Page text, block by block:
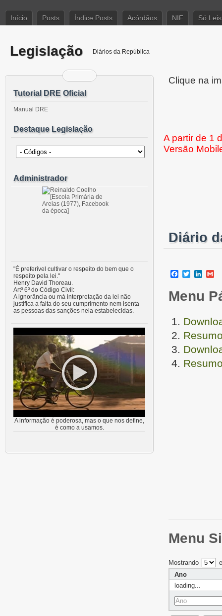
Início Posts Índice Posts Acórdãos NIF Só Leis
Legislação Diários da República
Clique na
A partir de 1
Versão
Diário
Facebook
Twitter
Menu
Menu
Mostrando
Ano
loading...
Tutorial DRE Oficial
Manual DRE
Destaque Legislação
Administrador
"É preferível cultivar o respeito do bem que o
respeito pela lei."
Henry David Thoreau.
Artº 6º do Código Civil:
A ignorância ou má interpretação da lei não
justifica a falta do seu cumprimento nem isenta
as pessoas das sanções nela estabelecidas.
A informação é poderosa, mas o que nos define,
é como a usamos.